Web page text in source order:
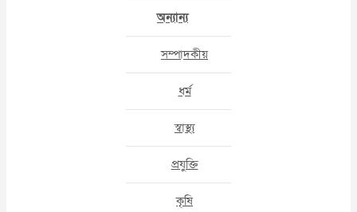
অন্যান্য
সম্পাদকীয়
ধর্ম
স্বাস্থ্য
প্রযুক্তি
কৃষি